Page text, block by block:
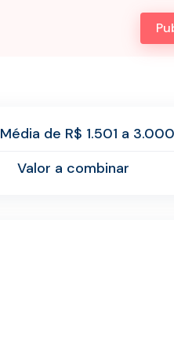
Média de R$ 1.501 a 3.000
Valor a combinar